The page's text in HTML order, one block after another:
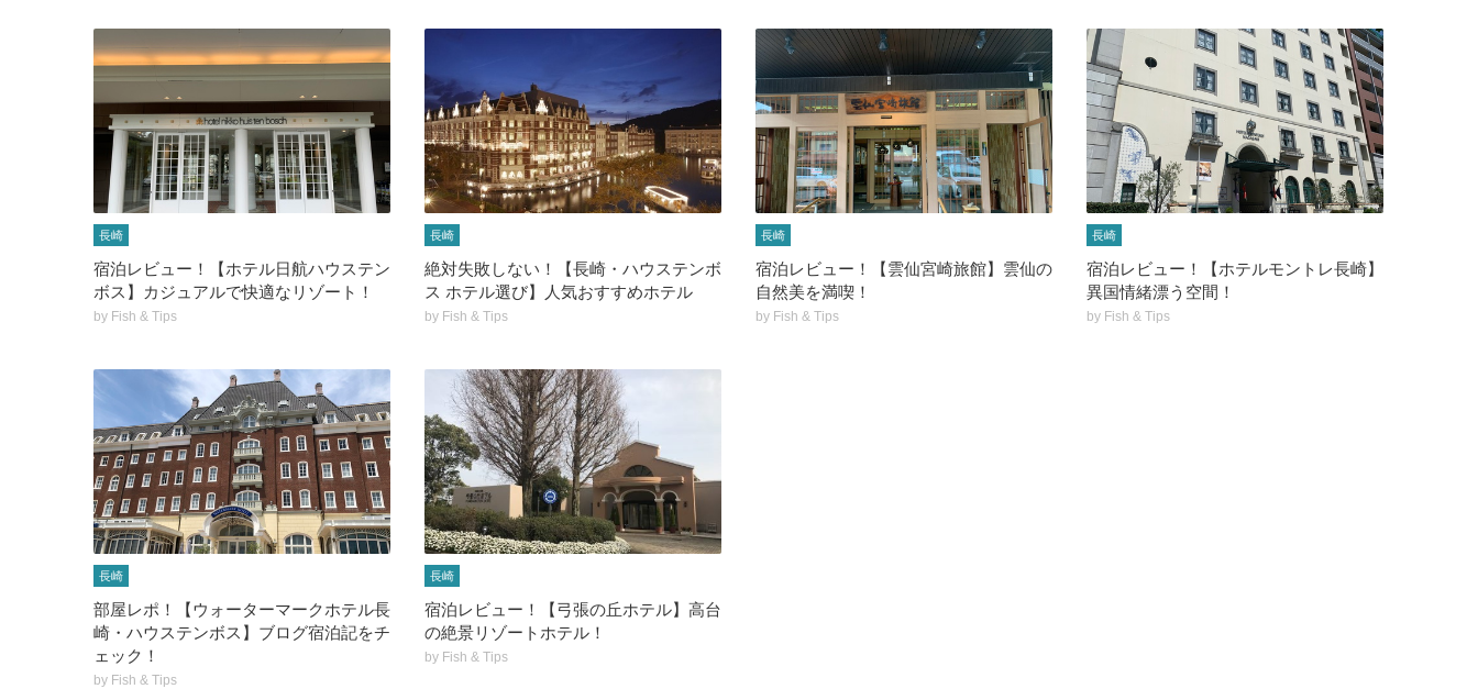
長崎
宿泊レビュー！【ホテル日航ハウステン
ボス】カジュアルで快適なリゾート！
by Fish & Tips
長崎
絶対失敗しない！【長崎・ハウステンボ
ス ホテル選び】人気おすすめホテル
by Fish & Tips
長崎
宿泊レビュー！【雲仙宮崎旅館】雲仙の
自然美を満喫！
by Fish & Tips
長崎
宿泊レビュー！【ホテルモントレ長崎】
異国情緒漂う空間！
by Fish & Tips
長崎
部屋レポ！【ウォーターマークホテル長
崎・ハウステンボス】ブログ宿泊記をチ
ェック！
by Fish & Tips
長崎
宿泊レビュー！【弓張の丘ホテル】高台
の絶景リゾートホテル！
by Fish & Tips